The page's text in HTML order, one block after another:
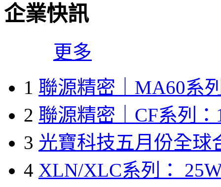
企業快訊
更多
1 聯源精密｜MA60系
2 聯源精密｜CF系列：
3 光寶科技五月份全球
4 XLN/XLC系列：